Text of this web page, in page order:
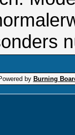
by Burning